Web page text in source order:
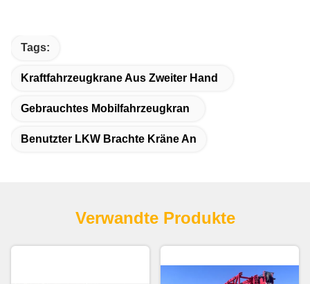
Tags:
Kraftfahrzeugkrane Aus Zweiter Hand
Gebrauchtes Mobilfahrzeugkran
Benutzter LKW Brachte Kräne An
Verwandte Produkte